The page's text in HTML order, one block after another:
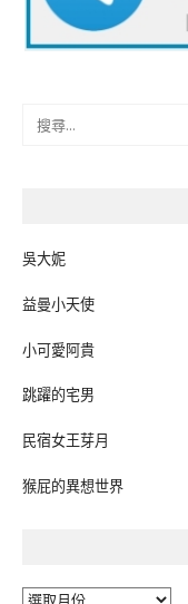
吳大妮
益曼小天使
小可愛阿貴
跳躍的宅男
民宿女王芽月
猴屁的異想世界
彙